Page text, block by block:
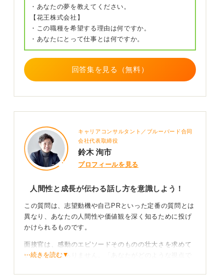
◆OK例
「最近感動したのは、逆境から立て直す主人公を描いた
映画です。特に心が動いたのは、失敗後に周囲の意見を
受け入れ、やり方を変えた場面です。それを見て、結果
成長につながると気付きました。以降、ゼミやアルバイ
トでも、行き詰まった際は早めに相談し改善策を考える
変化、そして再現性があるという文章のまとめ方になっ
る内容です。
このように、「どこで心が動いたのか」「心が動いた理
由は何か」「そこからどんな学びや気付きを得たのか」
と、ビジネスへつながる糸口も見つかります。
賭け事や個人の信条にかかわる話題は避けよう
避けるべき話題として、ギャンブルや政治、宗教などが
挙げられます。これらは価値観の衝突リスクが高く、面
接官が評価しづらいものです。
・あなたの夢を教えてください。
【花王株式会社】
・この職種を希望する理由は何ですか。
・あなたにとって仕事とは何ですか。
回答集を見る（無料）
キャリアコンサルタント／ブルーバード合同
会社代表取締役
鈴木 洵市
プロフィールを見る
人間性と成長が伝わる話し方を意識しよう！
この質問は、志望動機や自己PRといった定番の質問とは
異なり、あなたの人間性や価値観を深く知るために投げ
かけられるものです。
面接官は、感動のエピソードそのものの壮大さを求めて
いるわけではありません。「あなたがどのような視点で
⋯続きを読む▼